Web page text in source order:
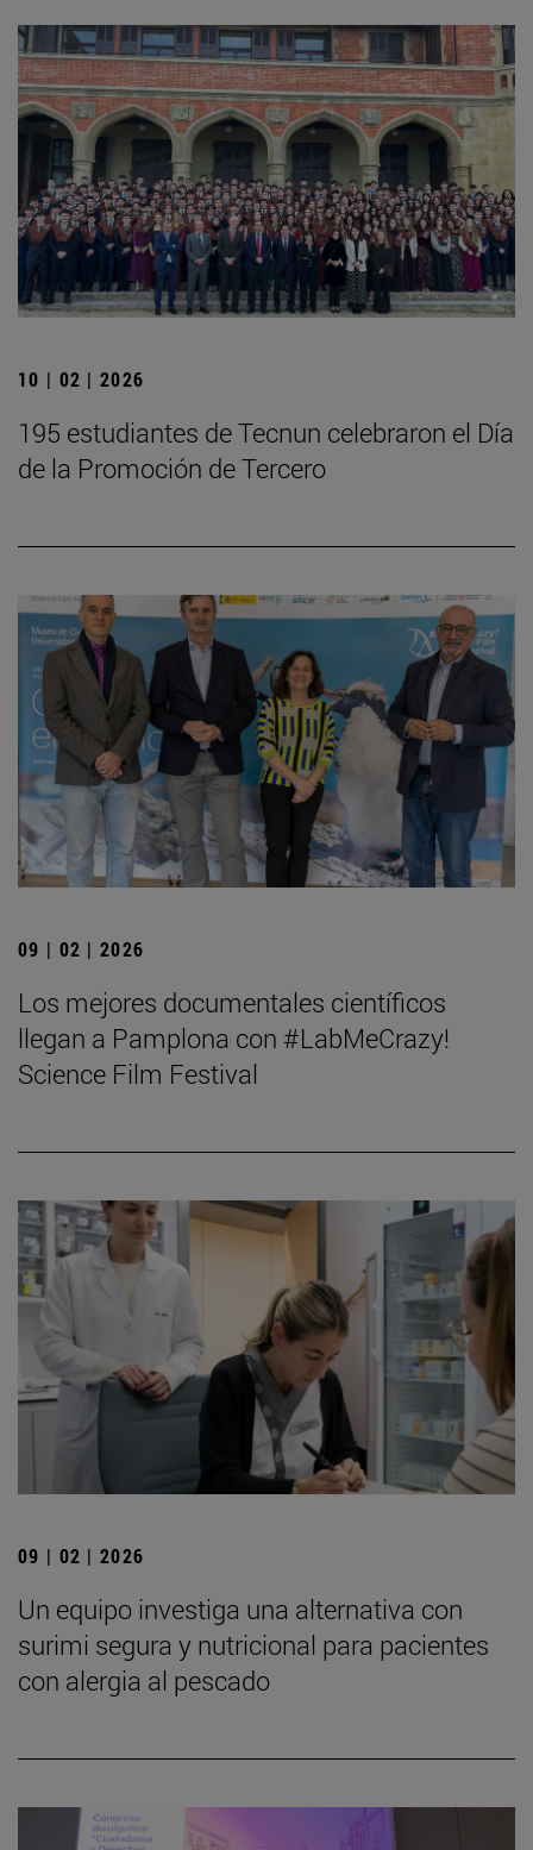
10 | 02 | 2026
195 estudiantes de Tecnun celebraron el Día
de la Promoción de Tercero
09 | 02 | 2026
Los mejores documentales científicos
llegan a Pamplona con #LabMeCrazy!
Science Film Festival
09 | 02 | 2026
Un equipo investiga una alternativa con
surimi segura y nutricional para pacientes
con alergia al pescado